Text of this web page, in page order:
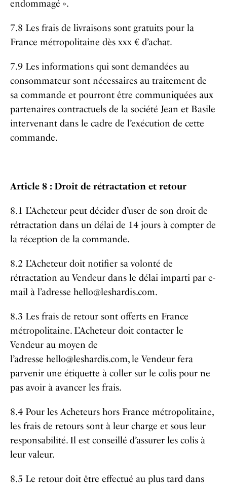
endommagé ».
7.8 Les frais de livraisons sont gratuits pour la
France métropolitaine dès xxx € d’achat.
7.9 Les informations qui sont demandées au
consommateur sont nécessaires au traitement de
sa commande et pourront être communiquées aux
partenaires contractuels de la société Jean et Basile
intervenant dans le cadre de l’exécution de cette
commande.
Article 8 : Droit de rétractation et retour
8.1 L’Acheteur peut décider d’user de son droit de
rétractation dans un délai de 14 jours à compter de
la réception de la commande.
8.2 L’Acheteur doit notifier sa volonté de
rétractation au Vendeur dans le délai imparti par e-
mail à l’adresse hello@leshardis.com.
8.3 Les frais de retour sont offerts en France
métropolitaine. L’Acheteur doit contacter le
Vendeur au moyen de
l’adresse hello@leshardis.com, le Vendeur fera
parvenir une étiquette à coller sur le colis pour ne
pas avoir à avancer les frais.
8.4 Pour les Acheteurs hors France métropolitaine,
les frais de retours sont à leur charge et sous leur
responsabilité. Il est conseillé d’assurer les colis à
leur valeur.
8.5 Le retour doit être effectué au plus tard dans